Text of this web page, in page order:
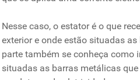
Nesse caso, o estator é o que
exterior e onde estão situadas
parte também se conheça como
situadas as barras metálicas